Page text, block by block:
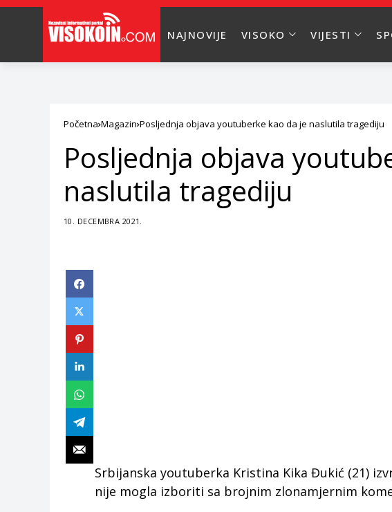
NAJNOVIJE VISOKO VIJESTI
Početna Magazin Posljednja objava youtuberke kao da je naslutila tragediju
Posljednja objava
naslutila tragediju
10. DECEMBRA 2021.
Srbijanska youtuberka Kristina Kika Đukić (21)
nije mogla izboriti sa brojnim zlonamjernim